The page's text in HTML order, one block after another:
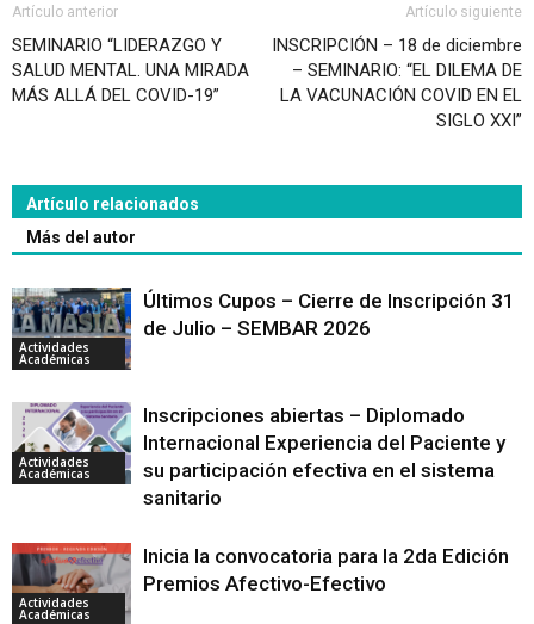
Artículo anterior
SEMINARIO “LIDERAZGO Y
SALUD MENTAL. UNA MIRADA
MÁS ALLÁ DEL COVID-19”
Artículo siguiente
INSCRIPCIÓN – 18 de diciembre
– SEMINARIO: “EL DILEMA DE
LA VACUNACIÓN COVID EN EL
SIGLO XXI”
Artículo relacionados
Más del autor
Actividades
Académicas
Últimos Cupos – Cierre de Inscripción 31
de Julio – SEMBAR 2026
Actividades
Académicas
Inscripciones abiertas – Diplomado
Internacional Experiencia del Paciente y
su participación efectiva en el sistema
sanitario
Actividades
Académicas
Inicia la convocatoria para la 2da Edición
Premios Afectivo-Efectivo